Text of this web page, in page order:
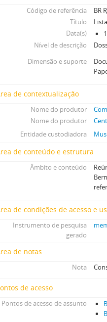
Código de referência
BR
Título
Data(s)
Nível de descrição
Dimensão e suporte
de contextualização
Nome do produtor
Nome do produtor
Entidade custodiadora
de conteúdo e estrutura
Âmbito e conteúdo
de condições de acesso e
Instrumento de pesquisa
gerado
de notas
Nota
de acesso
Pontos de acesso de assunto